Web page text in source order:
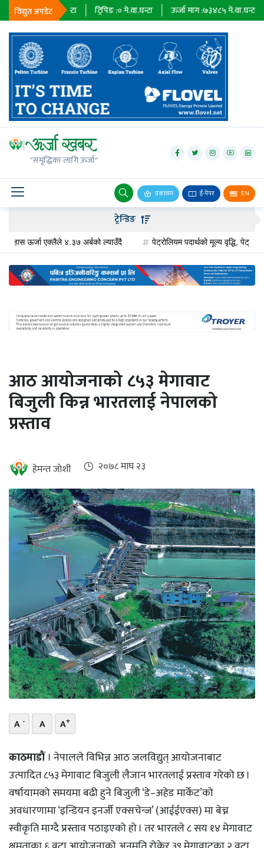
विद्युत अपडेट
मे.वा.घन्टा ट्रिपिङ : मे.वा.घन्टा ऊर्जा माग :७३४८५मे.वा.घन्टा
"समृद्धिका लागि ऊर्जा"
प्रकाशन ई-पेपर EN
जलविद्युत्
सोलार
वायु
बायोग्यास
पेट्रोलियम
अन्तर्राष्ट्रिय
ऊर्जा
दक्षता
खबर
हरित
हाइड्रोजन
सम्पादकीय
बैंक
पर्यटन
भिडियो
छापा
प्रोफाइल
ऊर्जा
विशेष
ट्रेन्डिङ
ऊर्जा एक्लैले ४.३७ अर्बको ल्याउँदै पेट्रोलियम पदार्थको मूल्य वृद्धि, पेट्रोलमा ३
आठ आयोजनाको ८५३ मेगावाट
बिजुली किन्न भारतलाई नेपालको
प्रस्ताव
हेमन्त जाेशी २०७८ माघ २३
A - A A+
काठमाडाैं। नेपालले विभिन्न आठ जलविद्युत् आयोजनाबाट
उत्पादित ८५३ मेगावाट बिजुली लैजान भारतलाई प्रस्ताव गरेको छ ।
वर्षायामको समयमा बढी हुने बिजुली ‘डे–अहेड मार्केट’को
अवधारणामा ‘इन्डियन इनर्जी एक्सचेन्ज’ (आईईएक्स) मा बेच्न
स्वीकृति माग्दै प्रस्ताव पठाइएको हो । तर भारतले ८ सय १४ मेगावाट